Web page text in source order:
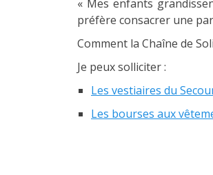
« Mes enfants
préfère consacrer une
Comment la Chaîne de
Je peux solliciter :
Les vestiaires du
Les bourses aux